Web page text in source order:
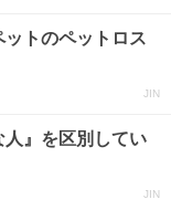
トのペットロス
JIN
』を区別してい
JIN